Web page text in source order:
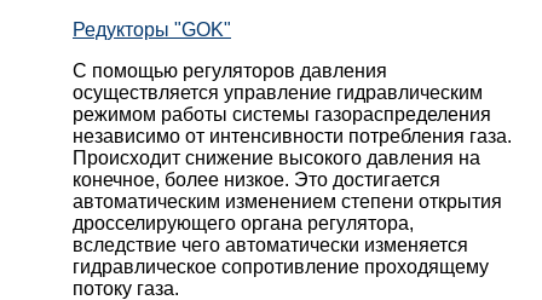
Редукторы "GOK"
С помощью регуляторов давления
осуществляется управление гидравлическим
режимом работы системы газораспределения
независимо от интенсивности потребления газа.
Происходит снижение высокого давления на
конечное, более низкое. Это достигается
автоматическим изменением степени открытия
дросселирующего органа регулятора,
вследствие чего автоматически изменяется
гидравлическое сопротивление проходящему
потоку газа.